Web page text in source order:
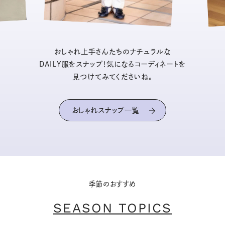
おしゃれ上手さんたちのナチュラルな
DAILY服をスナップ！気になるコーディネートを
見つけてみてくださいね。
おしゃれスナップ一覧
季節のおすすめ
SEASON TOPICS